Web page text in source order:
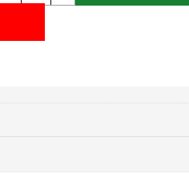
MANOMETR.53mm
LATER.0-